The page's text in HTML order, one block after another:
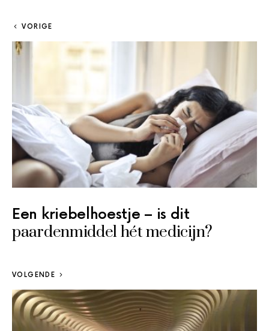
VORIGE
Een kriebelhoestje – is dit
paardenmiddel hét medicijn?
VOLGENDE